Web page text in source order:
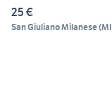
25 €
San Giuliano Milanese(MI